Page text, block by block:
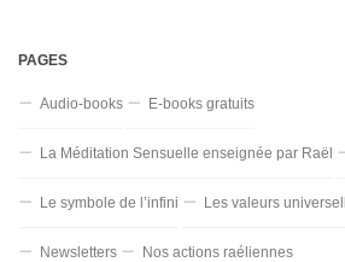
PAGES
Audio-books E-books gratuits
La Méditation Sensuelle enseignée par Raël
Le symbole de l’infini Les valeurs
Newsletters Nos actions raéliennes